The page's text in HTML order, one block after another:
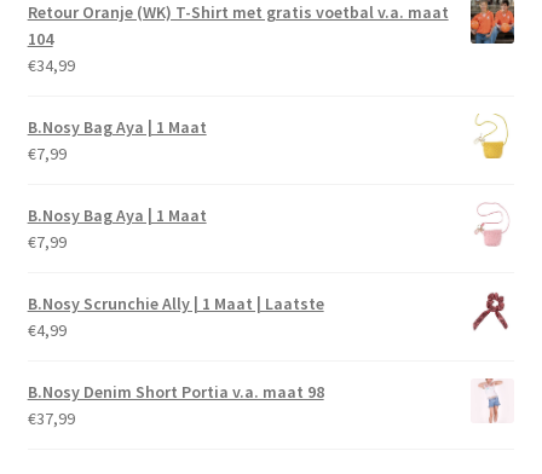
Retour Oranje (WK) T-Shirt met gratis voetbal v.a. maat
104
€34,99
B.Nosy Bag Aya | 1 Maat
€7,99
B.Nosy Bag Aya | 1 Maat
€7,99
B.Nosy Scrunchie Ally | 1 Maat | Laatste
€4,99
B.Nosy Denim Short Portia v.a. maat 98
€37,99